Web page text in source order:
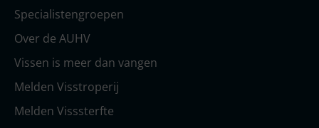
Specialistengroepen
Over de AUHV
Vissen is meer dan vangen
Melden Visstroperij
Melden Visssterfte